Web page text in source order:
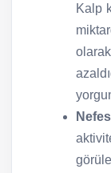
Kalp